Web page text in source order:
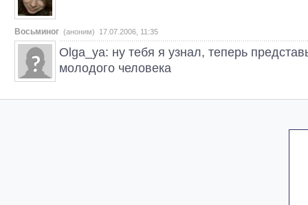
Восьминог (аноним) 17.07.2006, 11:35
Olga_ya: ну тебя я узнал, теперь
молодого человека